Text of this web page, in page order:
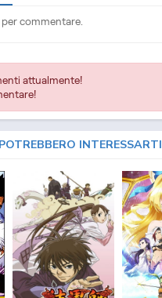
commentare.
attualmente!
INTERESSARTI